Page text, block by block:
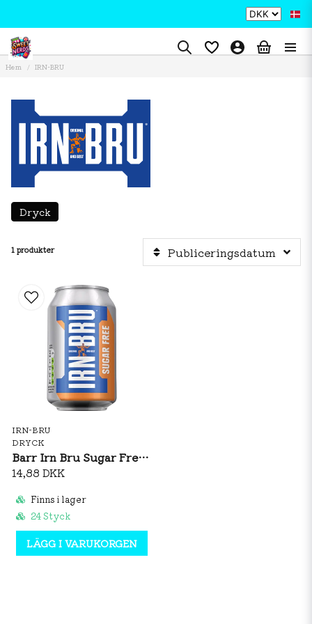
Hem IRN-BRU
Dryck
1 produkter Publiceringsdatum
IRN-BRU
DRYCK
Barr Irn Bru Sugar Free 330ml
14,88 DKK
Finns i lager
24 Styck
LÄGG I VARUKORGEN